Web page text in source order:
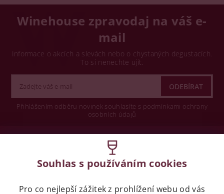
Winehouse zpravodaj na váš e-
mail
Informace o akcích a slevách nebo o chystaných degustacích.
To si nenechte ujít.
Přihlášením odběru novinek souhlasíte s podmínkami ochrany
osobních údajů
Legislativa
Zákaz prodeje alkoholických nápojů osobám
Souhlas s používáním cookies
Pro co nejlepší zážitek z prohlížení webu od vás